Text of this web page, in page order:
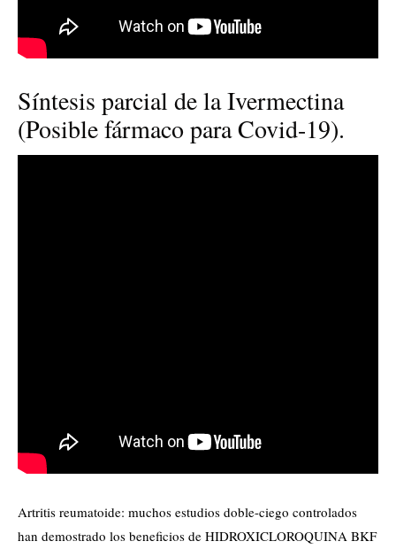
Síntesis parcial de la Ivermectina
(Posible fármaco para Covid-19).
Artritis reumatoide: muchos estudios doble-ciego controlados
han demostrado los beneficios de HIDROXICLOROQUINA BKF